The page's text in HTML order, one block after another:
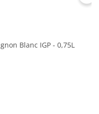
Blanc IGP - 0,75L
von 5 Sternen